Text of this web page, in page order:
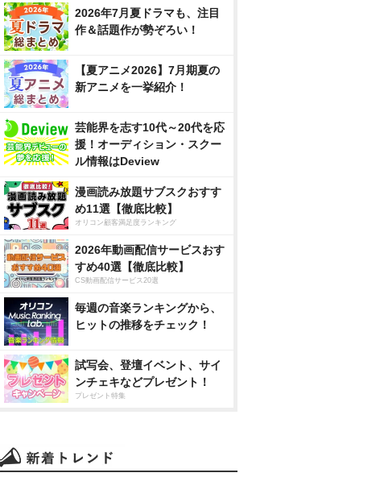
2026年7月夏ドラマも、注目
作＆話題作が勢ぞろい！
【夏アニメ2026】7月期夏の
新アニメを一挙紹介！
芸能界を志す10代～20代を応
援！オーディション・スクー
ル情報はDeview
漫画読み放題サブスクおすす
め11選【徹底比較】
オリコン顧客満足度ランキング
2026年動画配信サービスおす
すめ40選【徹底比較】
CS動画配信サービス20選
毎週の音楽ランキングから、
ヒットの推移をチェック！
試写会、登壇イベント、サイ
ンチェキなどプレゼント！
プレゼント特集